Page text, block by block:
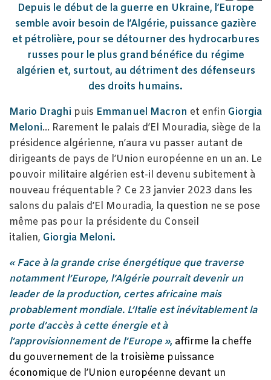
Depuis le début de la guerre en Ukraine, l’Europe
semble avoir besoin de l’Algérie, puissance gazière
et pétrolière, pour se détourner des hydrocarbures
russes pour le plus grand bénéfice du régime
algérien et, surtout, au détriment des défenseurs
des droits humains.
Mario Draghi puis Emmanuel Macron et enfin Giorgia
Meloni… Rarement le palais d’El Mouradia, siège de la
présidence algérienne, n’aura vu passer autant de
dirigeants de pays de l’Union européenne en un an. Le
pouvoir militaire algérien est-il devenu subitement à
nouveau fréquentable ? Ce 23 janvier 2023 dans les
salons du palais d’El Mouradia, la question ne se pose
même pas pour la présidente du Conseil
italien, Giorgia Meloni.
« Face à la grande crise énergétique que traverse
notamment l’Europe, l’Algérie pourrait devenir un
leader de la production, certes africaine mais
probablement mondiale. L’Italie est inévitablement la
porte d’accès à cette énergie et à
l’approvisionnement de l’Europe », affirme la cheffe
du gouvernement de la troisième puissance
économique de l’Union européenne devant un